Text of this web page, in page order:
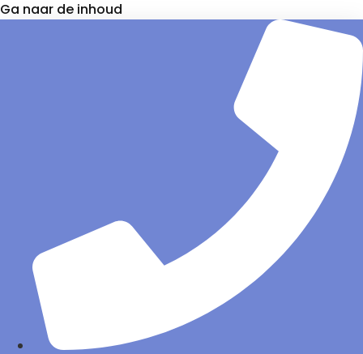
Ga naar de inhoud